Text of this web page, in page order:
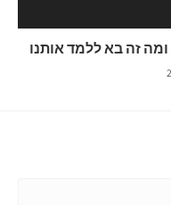
זה בא ללמד אותנו